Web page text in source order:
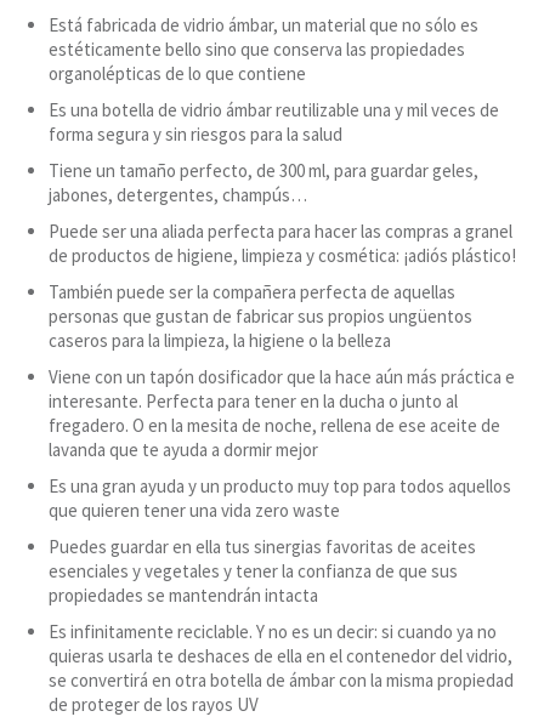
Está fabricada de vidrio ámbar, un material que no sólo es
estéticamente bello sino que conserva las propiedades
organolépticas de lo que contiene
Es una botella de vidrio ámbar reutilizable una y mil veces de
forma segura y sin riesgos para la salud
Tiene un tamaño perfecto, de 300 ml, para guardar geles,
jabones, detergentes, champús…
Puede ser una aliada perfecta para hacer las compras a granel
de productos de higiene, limpieza y cosmética: ¡adiós plástico!
También puede ser la compañera perfecta de aquellas
personas que gustan de fabricar sus propios ungüentos
caseros para la limpieza, la higiene o la belleza
Viene con un tapón dosificador que la hace aún más práctica e
interesante. Perfecta para tener en la ducha o junto al
fregadero. O en la mesita de noche, rellena de ese aceite de
lavanda que te ayuda a dormir mejor
Es una gran ayuda y un producto muy top para todos aquellos
que quieren tener una vida zero waste
Puedes guardar en ella tus sinergias favoritas de aceites
esenciales y vegetales y tener la confianza de que sus
propiedades se mantendrán intacta
Es infinitamente reciclable. Y no es un decir: si cuando ya no
quieras usarla te deshaces de ella en el contenedor del vidrio,
se convertirá en otra botella de ámbar con la misma propiedad
de proteger de los rayos UV